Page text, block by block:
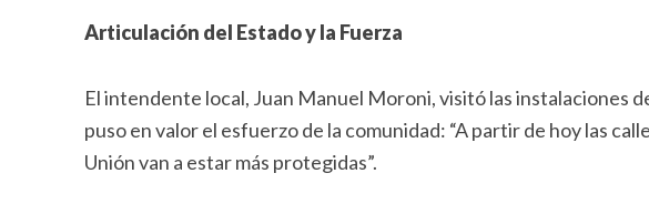
Articulación del Estado y la Fuerza
El intendente local, Juan Manuel Moroni, visitó las instalaciones
puso en valor el esfuerzo de la comunidad: “A partir de hoy las
Unión van a estar más protegidas”.